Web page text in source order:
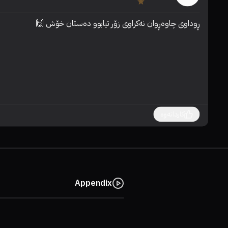
ڕوداوی چاوەڕوان نەکراوی زۆر تیابوو دەستان خۆش 🙌
Appendix